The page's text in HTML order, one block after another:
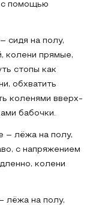
с помощью
сидя на полу,
колени прямые,
стопы как
обхватить
коленями вверх-
бабочки.
– лёжа на полу,
с напряжением
колени
лёжа на полу,